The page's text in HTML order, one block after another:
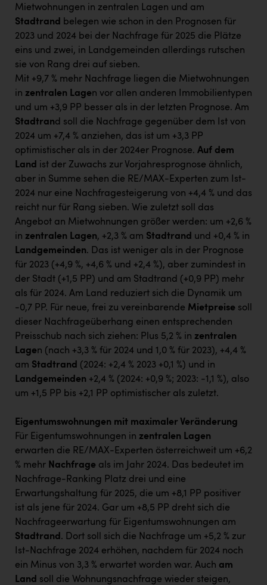
Mietwohnungen in zentralen Lagen und am
Stadtrand
belegen wie schon in den Prognosen für
2023 und 2024 bei der Nachfrage für 2025 die Plätze
eins und zwei, in Landgemeinden allerdings rutschen
sie von Rang drei auf sieben.
Mit +9,7 % mehr Nachfrage liegen die Mietwohnungen
in zentralen Lagen vor allen anderen Immobilientypen
und um +3,9 PP besser als in der letzten Prognose. Am
Stadtrand soll die Nachfrage gegenüber dem Ist von
2024 um +7,4 % anziehen, das ist um +3,3 PP
optimistischer als in der 2024er Prognose. Auf dem
Land ist der Zuwachs zur Vorjahresprognose ähnlich,
aber in Summe sehen die RE/MAX-Experten zum Ist-
2024 nur eine Nachfragesteigerung von +4,4 % und das
reicht nur für Rang sieben. Wie zuletzt soll das
Angebot an Mietwohnungen größer werden: um +2,6 %
in zentralen Lagen, +2,3 % am Stadtrand und +0,4 % in
Landgemeinden. Das ist weniger als in der Prognose
für 2023 (+4,9 %, +4,6 % und +2,4 %), aber zumindest in
der Stadt (+1,5 PP) und am Stadtrand (+0,9 PP) mehr
als für 2024. Am Land reduziert sich die Dynamik um
-0,7 PP. Für neue, frei zu vereinbarende Mietpreise soll
dieser Nachfrageüberhang einen entsprechenden
Preisschub nach sich ziehen: Plus 5,2 % in zentralen
Lagen (nach +3,3 % für 2024 und 1,0 % für 2023), +4,4 %
am Stadtrand (2024: +2,4 % 2023 +0,1 %) und in
Landgemeinden +2,4 % (2024: +0,9 %; 2023: -1,1 %), also
um +1,5 PP bis +2,1 PP optimistischer als zuletzt.
Eigentumswohnungen mit maximaler Veränderung
Für Eigentumswohnungen in zentralen Lagen
erwarten die RE/MAX-Experten österreichweit um +6,2
% mehr Nachfrage als im Jahr 2024. Das bedeutet im
Nachfrage-Ranking Platz drei und eine
Erwartungshaltung für 2025, die um +8,1 PP positiver
ist als jene für 2024. Gar um +8,5 PP dreht sich die
Nachfrageerwartung für Eigentumswohnungen am
Stadtrand . Dort soll sich die Nachfrage um +5,2 % zur
Ist-Nachfrage 2024 erhöhen, nachdem für 2024 noch
ein Minus von 3,3 % erwartet worden war. Auch am
Land soll die Wohnungsnachfrage wieder steigen,